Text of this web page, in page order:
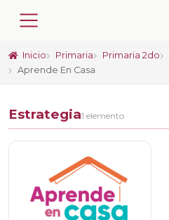
Inicio Primaria Primaria 2do
Aprende En Casa
Estrategia1 elemento